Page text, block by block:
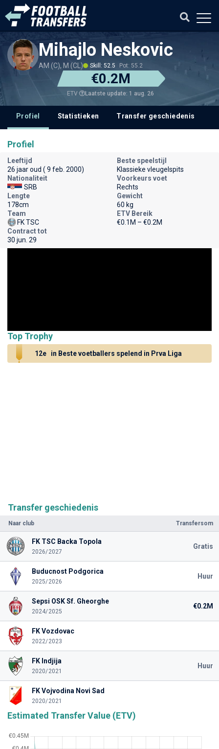
Mihajlo Neskovic
AM (C), M (CL) Skill: 52.5 Pot: 55.2
€0.2M
ETV Laatste update: 1 aug. 26
Profiel Statistieken Transfer geschiedenis
Transfer geschiedenis
Naar club Transfersom
FK TSC Backa Topola
2026/2027
Gratis
Buducnost Podgorica
2025/2026
Huur
Sepsi OSK Sf. Gheorghe
2024/2025
€0.2M
FK Vozdovac
2022/2023
FK Indjija
2020/2021
Huur
FK Vojvodina Novi Sad
2020/2021
Estimated Transfer Value (ETV)
Profiel
Leeftijd
26 jaar oud ( 9 feb. 2000)
Beste speelstijl
Klassieke vleugelspits
Nationaliteit
SRB
Voorkeurs voet
Rechts
Lengte
178cm
Gewicht
60 kg
Team
FK TSC
ETV Bereik
€0.1M – €0.2M
Contract tot
30 jun. 29
Top Trophy
12e in Beste voetballers spelend in Prva Liga